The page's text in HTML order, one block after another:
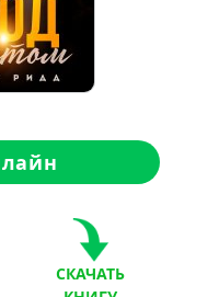
СКАЧАТЬ